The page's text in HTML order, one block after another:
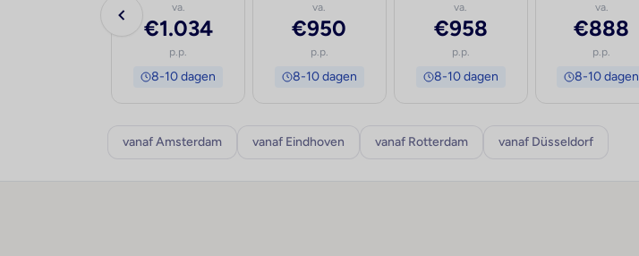
va.
€1.034
p.p.
8-10 dagen
va.
€950
p.p.
8-10 dagen
va.
€958
p.p.
8-10 dagen
va.
€888
p.p.
8-10 dagen
vanaf Amsterdam vanaf Eindhoven vanaf Rotterdam vanaf Düsseldorf